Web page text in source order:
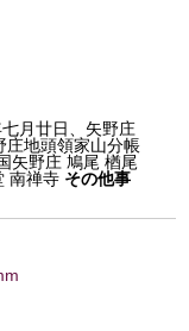
月廿日、矢野庄
庄地頭領家山分帳
矢野庄 鳩尾 楢尾
南禅寺 その他事